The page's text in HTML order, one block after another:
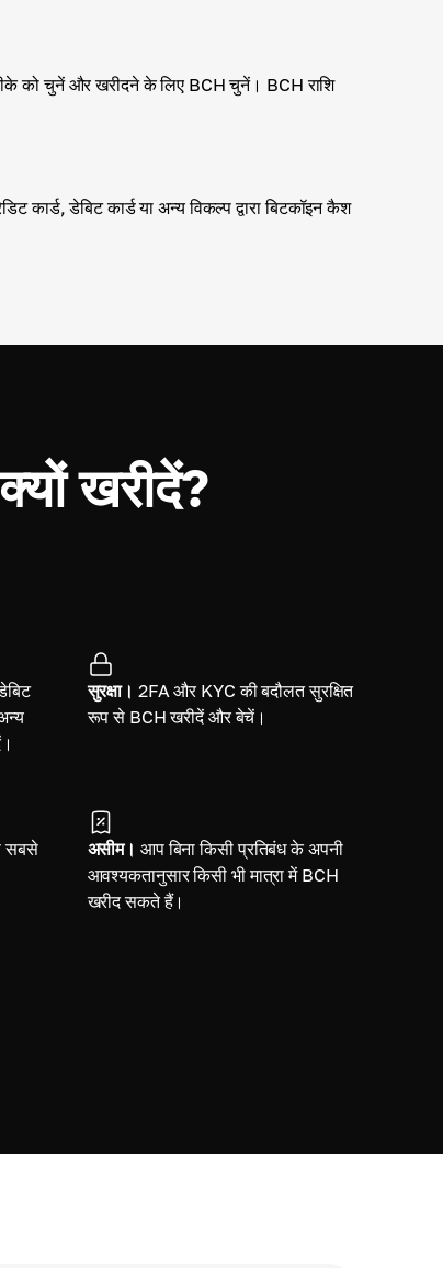
को चुनें और खरीदने के लिए BCH चुनें। BCH राशि
कार्ड, डेबिट कार्ड या अन्य विकल्प द्वारा बिटकॉइन कैश
खरीदें?
सुरक्षा। 2FA और KYC की बदौलत सुरक्षित
रूप से BCH खरीदें और बेचें।
सबसे
असीम। आप बिना किसी प्रतिबंध के अपनी
आवश्यकतानुसार किसी भी मात्रा में BCH
खरीद सकते हैं।